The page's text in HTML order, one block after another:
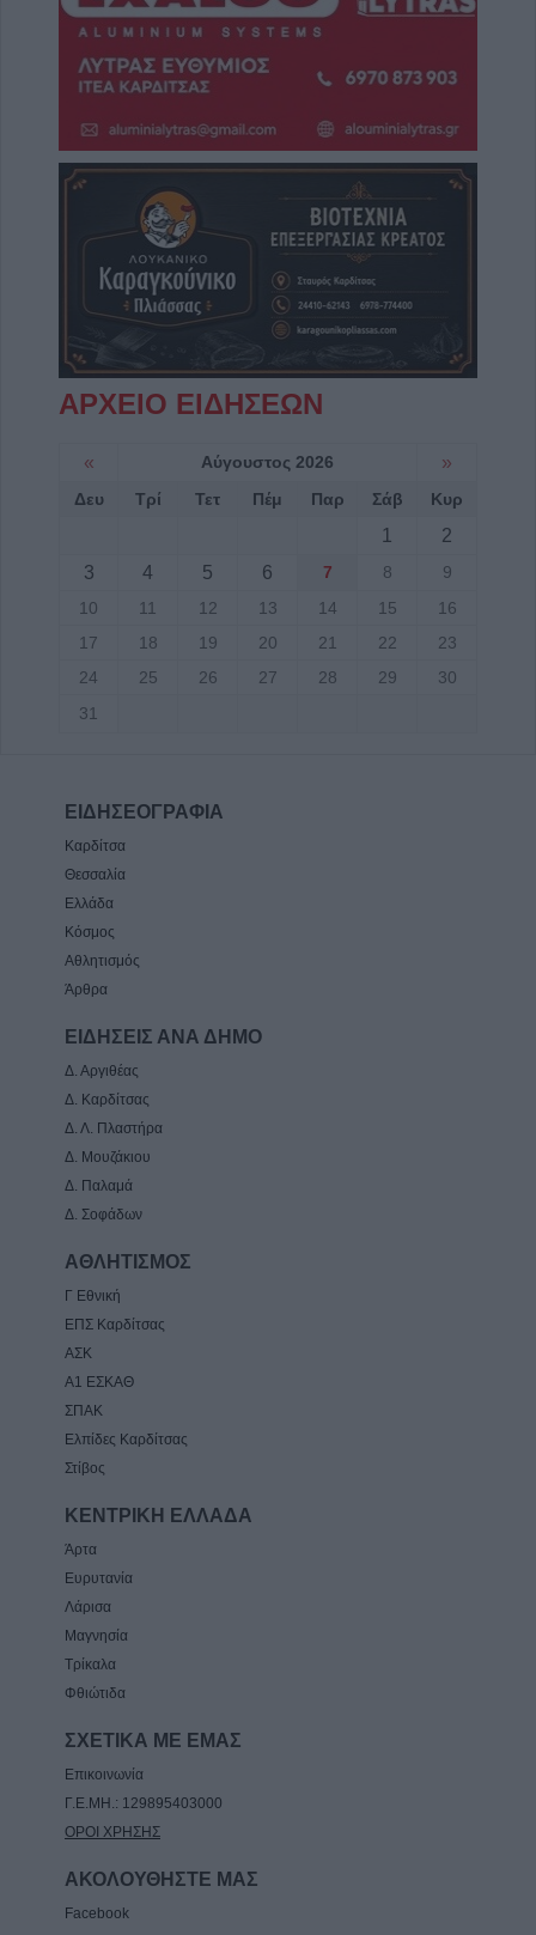
ΑΡΧΕΙΟ ΕΙΔΗΣΕΩΝ
« Αύγουστος 2026 »
Δευ Τρί Τετ Πέμ Παρ Σάβ Κυρ
1
2
3
4 5 6 7 8
9
10
11 12 13 14 15
16
17
18 19 20 21 22
23
24
25 26 27 28 29
30
31
ΕΙΔΗΣΕΟΓΡΑΦΙΑ
Καρδίτσα
Θεσσαλία
Ελλάδα
Κόσμος
Αθλητισμός
Άρθρα
ΕΙΔΗΣΕΙΣ ΑΝΑ ΔΗΜΟ
Δ. Αργιθέας
Δ. Καρδίτσας
Δ. Λ. Πλαστήρα
Δ. Μουζάκιου
Δ. Παλαμά
Δ. Σοφάδων
ΑΘΛΗΤΙΣΜΟΣ
Γ Εθνική
ΕΠΣ Καρδίτσας
ΑΣΚ
Α1 ΕΣΚΑΘ
ΣΠΑΚ
Ελπίδες Καρδίτσας
Στίβος
ΚΕΝΤΡΙΚΗ ΕΛΛΑΔΑ
Άρτα
Ευρυτανία
Λάρισα
Μαγνησία
Τρίκαλα
Φθιώτιδα
ΣΧΕΤΙΚΑ ΜΕ ΕΜΑΣ
Επικοινωνία
Γ.Ε.ΜΗ.: 129895403000
ΟΡΟΙ ΧΡΗΣΗΣ
ΑΚΟΛΟΥΘΗΣΤΕ ΜΑΣ
Facebook